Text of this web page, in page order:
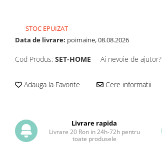
STOC EPUIZAT
Data de livrare: poimaine, 08.08.2026
Cod Produs: SET-HOME Ai nevoie de ajutor?
Adauga la Favorite Cere informatii
Livrare rapida
Livrare 20 Ron in 24h-72h pentru
toate produsele